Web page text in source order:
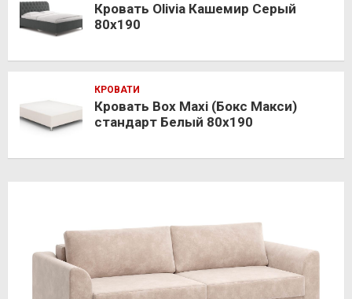
Кровать Olivia Кашемир Серый
80х190
КРОВАТИ
Кровать Box Maxi (Бокс Макси)
стандарт Белый 80х190